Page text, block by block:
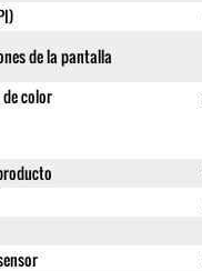
de la pantalla
color